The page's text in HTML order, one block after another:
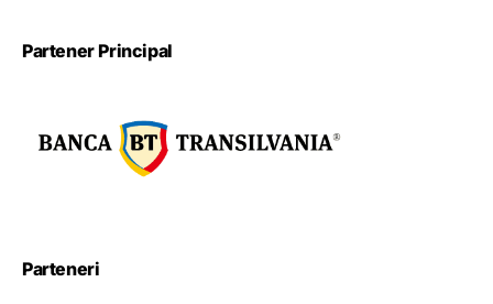
Partener Principal
Parteneri